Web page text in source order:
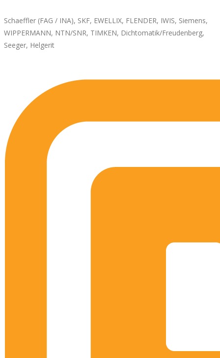
Schaeffler (FAG / INA), SKF, EWELLIX, FLENDER, IWIS, Siemens,
WIPPERMANN, NTN/SNR, TIMKEN, Dichtomatik/Freudenberg,
Seeger, Helgerit